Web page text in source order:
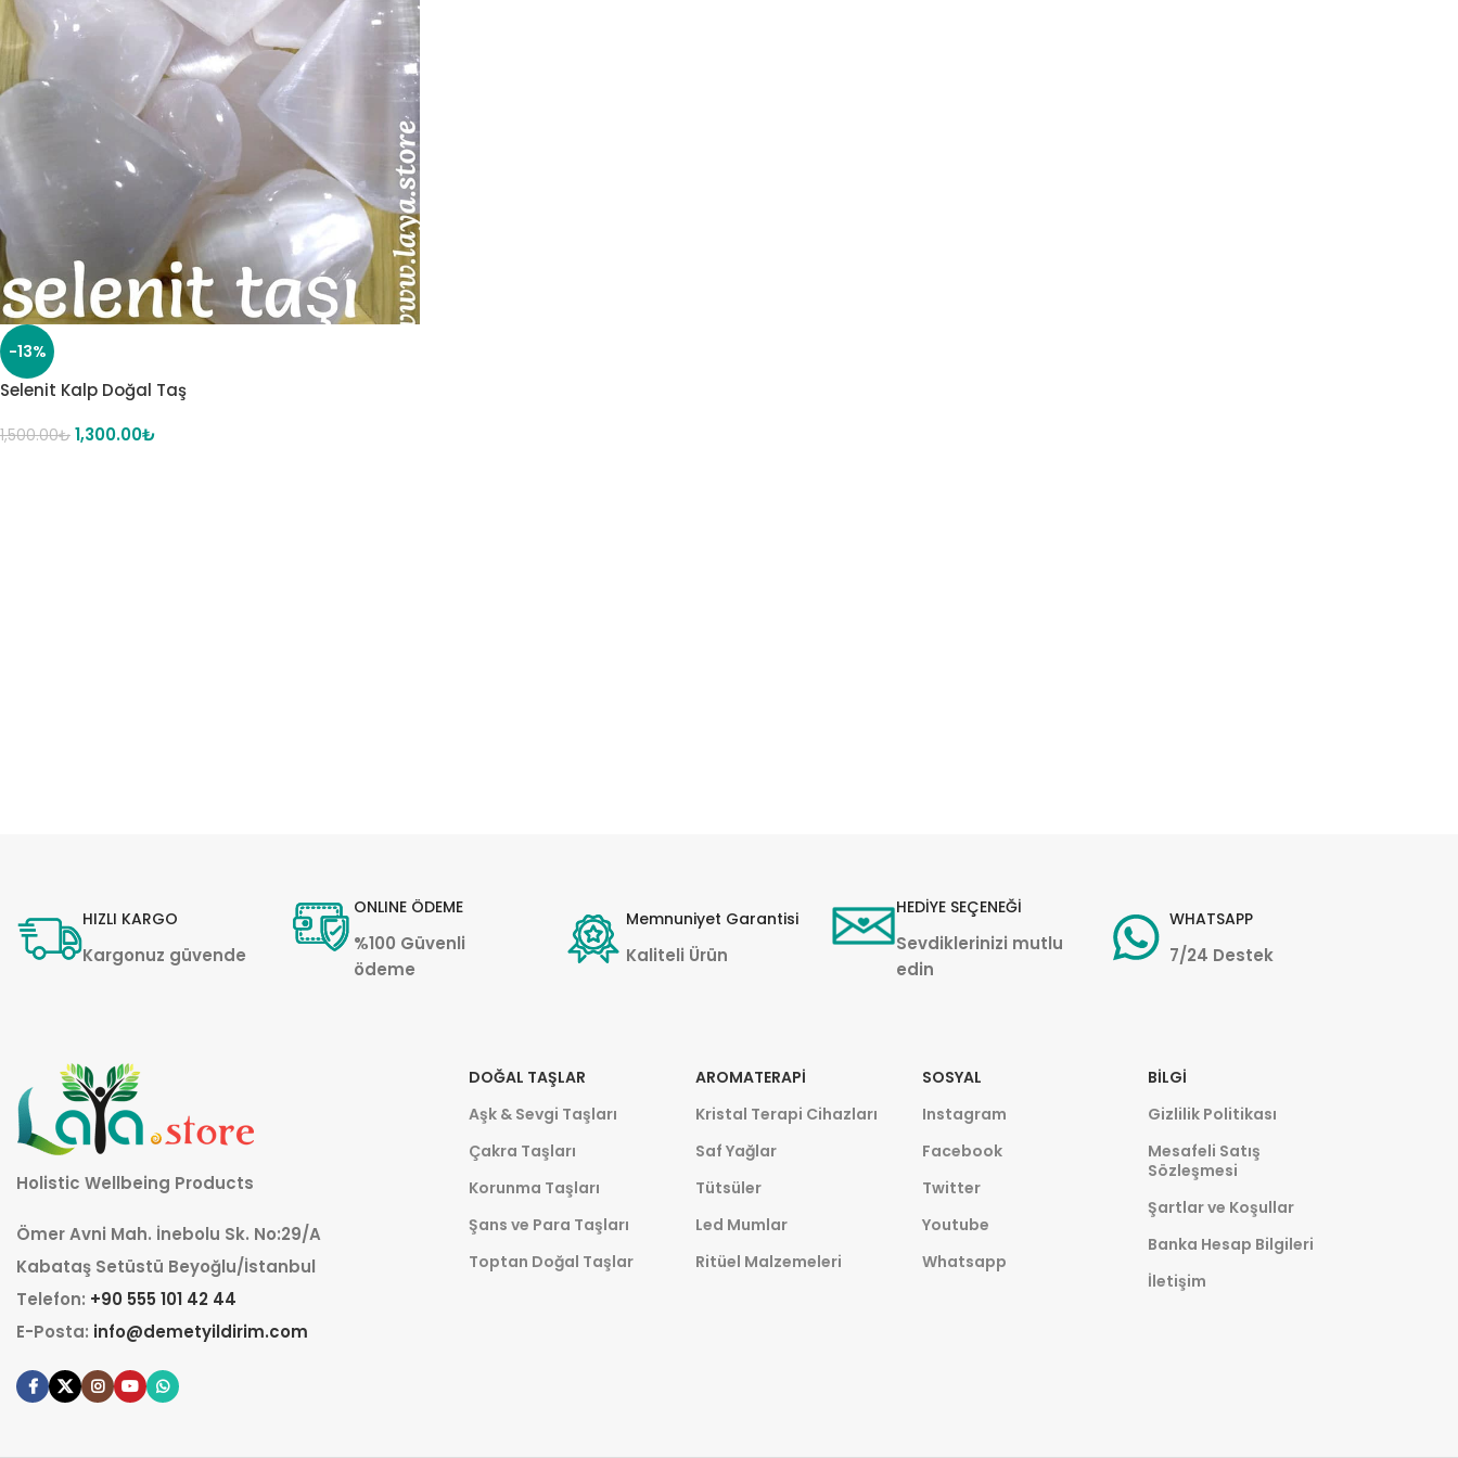
-13%
Selenit Kalp Doğal Taş
1,500.00₺ 1,300.00₺
HIZLI KARGO
Kargonuz güvende
ONLINE ÖDEME
%100 Güvenli
ödeme
Memnuniyet Garantisi
Kaliteli Ürün
HEDİYE SEÇENEĞİ
Sevdiklerinizi mutlu
edin
WHATSAPP
7/24 Destek
Holistic Wellbeing Products
Ömer Avni Mah. İnebolu Sk. No:29/A
Kabataş Setüstü Beyoğlu/İstanbul
Telefon: +90 555 101 42 44
E-Posta: info@demetyildirim.com
DOĞAL TAŞLAR
Aşk & Sevgi Taşları
Çakra Taşları
Korunma Taşları
Şans ve Para Taşları
Toptan Doğal Taşlar
AROMATERAPI
Kristal Terapi Cihazları
Saf Yağlar
Tütsüler
Led Mumlar
Ritüel Malzemeleri
SOSYAL
Instagram
Facebook
Twitter
Youtube
Whatsapp
BILGI
Gizlilik Politikası
Mesafeli Satış
Sözleşmesi
Şartlar ve Koşullar
Banka Hesap Bilgileri
İletişim